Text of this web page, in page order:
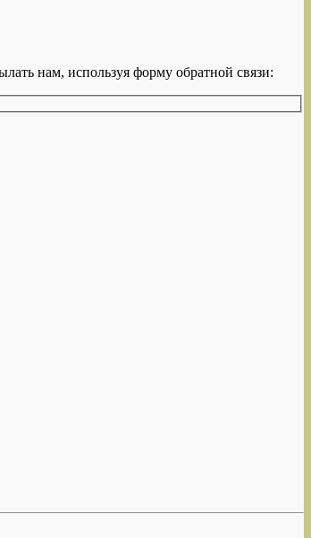
нам, используя форму обратной связи: